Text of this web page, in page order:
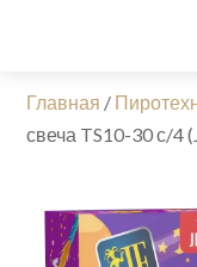
Главная /
свеча TS10-30 с/4